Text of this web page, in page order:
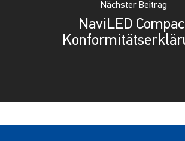
Nächster Beitrag
NaviLED